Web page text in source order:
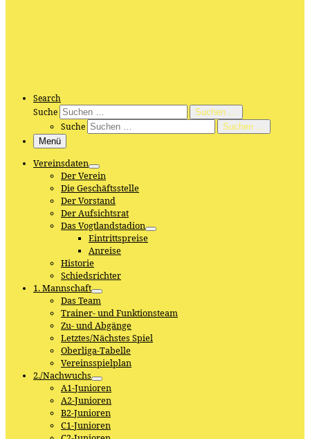
Search
Suche
Suchen …
Suche
Suchen …
Menü
Vereinsdaten
Der Verein
Die Geschäftsstelle
Der Vorstand
Der Aufsichtsrat
Das Vogtlandstadion
Eintrittspreise
Anreise
Historie
Schiedsrichter
1. Mannschaft
Das Team
Trainer- und Funktionsteam
Zu- und Abgänge
Letztes/Nächstes Spiel
Oberliga-Tabelle
Vereinsspielplan
2./Nachwuchs
A1-Junioren
A2-Junioren
B2-Junioren
C1-Junioren